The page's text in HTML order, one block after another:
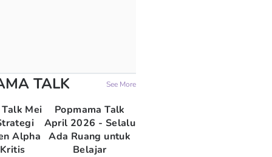
TALK See More
Mei
Alpha
Popmama Talk
April 2026 - Selalu
Ada Ruang untuk
Belajar